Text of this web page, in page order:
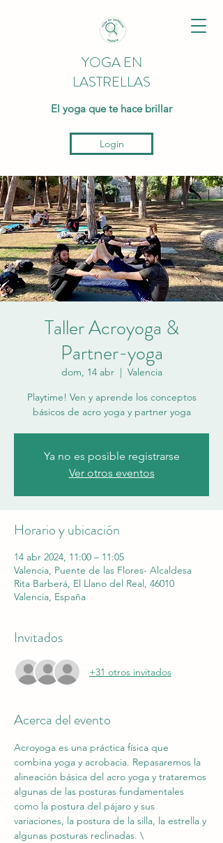
YOGA EN
LASTRELLAS
El yoga que te hace brillar
Login
Taller Acroyoga &
Partner-yoga
dom, 14 abr
  |
Valencia
Playtime! Ven y aprende los conceptos
básicos de acro yoga y partner yoga
Ya no es posible registrarse
Ver otros eventos
Horario y ubicación
14 abr 2024, 11:00 – 11:05
Valencia, Puente de las Flores- Alcaldesa
Rita Barberá, El Llano del Real, 46010
Valencia, España
Invitados
+31 otros invitados
Acerca del evento
Acroyoga es una práctica física que
combina yoga y acrobacia. Repasaremos la
alineación básica del acro yoga y trataremos
algunas de las posturas fundamentales
como la postura del pájaro y sus
variaciones, la postura de la silla, la estrella y
algunas posturas reclinadas. \